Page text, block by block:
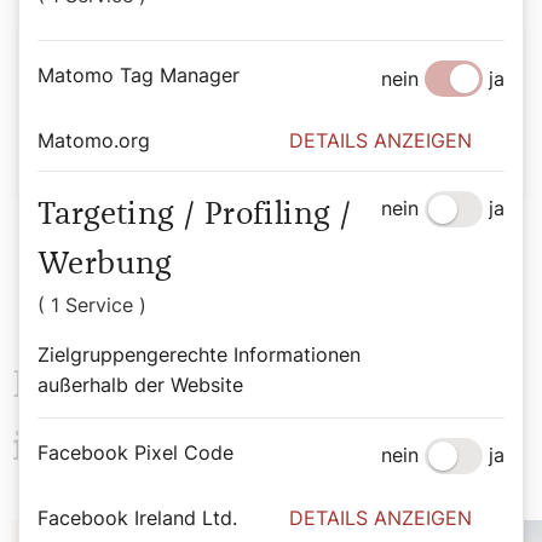
Autor:
Das könnte Sie auch
interessieren
Matomo Tag Manager nein ja
Matomo.org DETAILS ANZEIGEN
Targeting / Profiling /
Werbung
( 1 Service )
Zielgruppengerechte Informationen
außerhalb der Website
nein ja
Facebook Pixel Code nein ja
Facebook Ireland Ltd. DETAILS ANZEIGEN